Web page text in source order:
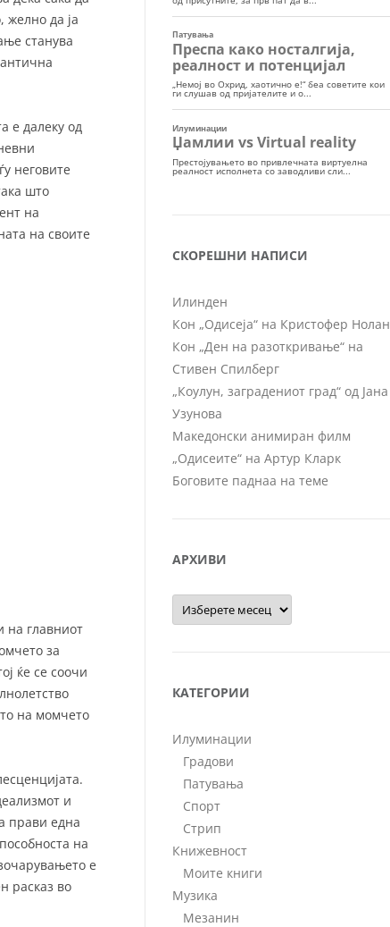
желно да ја
станува
е далеку од
неговите
што
на
на своите
на главниот
за
ќе се соочи
на момчето
и
прави една
на
е
расказ во
СКОРЕШНИ НАПИСИ
Илинден
Кон „Одисеја“ на Кристофер Нолан
Кон „Ден на разоткривање“ на
Стивен Спилберг
„Коулун, заградениот град“ од Јана
Узунова
Македонски анимиран филм
„Одисеите“ на Артур Кларк
Боговите паднаа на теме
АРХИВИ
Архиви
КАТЕГОРИИ
Илуминации
Градови
Патувања
Спорт
Стрип
Книжевност
Моите книги
Музика
Мезанин